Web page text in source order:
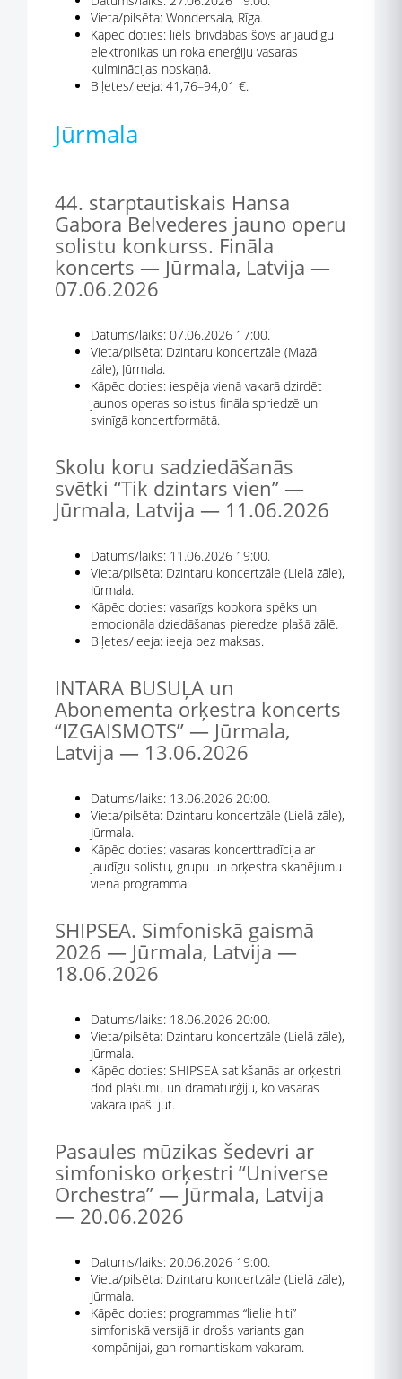
Vieta/pilsēta: Wondersala, Rīga.
Kāpēc doties: liels brīvdabas šovs ar jaudīgu
elektronikas un roka enerģiju vasaras
kulminācijas noskaņā.
Biļetes/ieeja: 41,76–94,01 €.
Jūrmala
44. starptautiskais Hansa
Gabora Belvederes jauno operu
solistu konkurss. Fināla
koncerts — Jūrmala, Latvija —
07.06.2026
Datums/laiks: 07.06.2026 17:00.
Vieta/pilsēta: Dzintaru koncertzāle (Mazā
zāle), Jūrmala.
Kāpēc doties: iespēja vienā vakarā dzirdēt
jaunos operas solistus fināla spriedzē un
svinīgā koncertformātā.
Skolu koru sadziedāšanās
svētki “Tik dzintars vien” —
Jūrmala, Latvija — 11.06.2026
Datums/laiks: 11.06.2026 19:00.
Vieta/pilsēta: Dzintaru koncertzāle (Lielā zāle),
Jūrmala.
Kāpēc doties: vasarīgs kopkora spēks un
emocionāla dziedāšanas pieredze plašā zālē.
Biļetes/ieeja: ieeja bez maksas.
INTARA BUSUĻA un
Abonementa orķestra koncerts
“IZGAISMOTS” — Jūrmala,
Latvija — 13.06.2026
Datums/laiks: 13.06.2026 20:00.
Vieta/pilsēta: Dzintaru koncertzāle (Lielā zāle),
Jūrmala.
Kāpēc doties: vasaras koncerttradīcija ar
jaudīgu solistu, grupu un orķestra skanējumu
vienā programmā.
SHIPSEA. Simfoniskā gaismā
2026 — Jūrmala, Latvija —
18.06.2026
Datums/laiks: 18.06.2026 20:00.
Vieta/pilsēta: Dzintaru koncertzāle (Lielā zāle),
Jūrmala.
Kāpēc doties: SHIPSEA satikšanās ar orķestri
dod plašumu un dramaturģiju, ko vasaras
vakarā īpaši jūt.
Pasaules mūzikas šedevri ar
simfonisko orķestri “Universe
Orchestra” — Jūrmala, Latvija
— 20.06.2026
Datums/laiks: 20.06.2026 19:00.
Vieta/pilsēta: Dzintaru koncertzāle (Lielā zāle),
Jūrmala.
Kāpēc doties: programmas “lielie hiti”
simfoniskā versijā ir drošs variants gan
kompānijai, gan romantiskam vakaram.